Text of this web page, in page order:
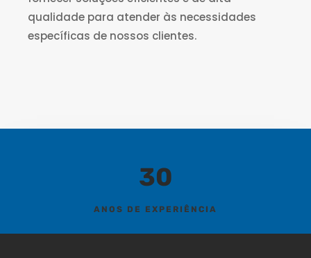
qualidade para atender às necessidades
específicas de nossos clientes.
30
ANOS DE EXPERIÊNCIA